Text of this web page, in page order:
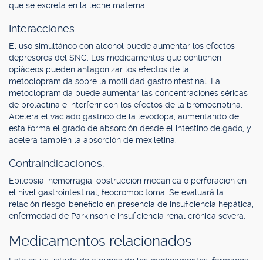
que se excreta en la leche materna.
Interacciones.
El uso simultáneo con alcohol puede aumentar los efectos
depresores del SNC. Los medicamentos que contienen
opiáceos pueden antagonizar los efectos de la
metoclopramida sobre la motilidad gastrointestinal. La
metoclopramida puede aumentar las concentraciones séricas
de prolactina e interferir con los efectos de la bromocriptina.
Acelera el vaciado gástrico de la levodopa, aumentando de
esta forma el grado de absorción desde el intestino delgado, y
acelera también la absorción de mexiletina.
Contraindicaciones.
Epilepsia, hemorragia, obstrucción mecánica o perforación en
el nivel gastrointestinal, feocromocitoma. Se evaluará la
relación riesgo-beneficio en presencia de insuficiencia hepática,
enfermedad de Parkinson e insuficiencia renal crónica severa.
Medicamentos relacionados